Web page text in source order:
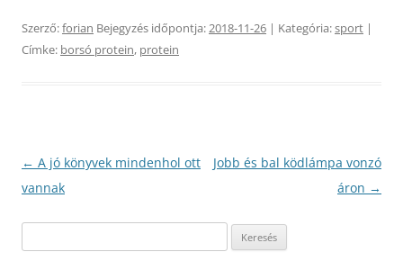
Szerző:forian Bejegyzés időpontja:2018-11-26 | Kategória:sport |
Címke: borsó protein, protein
Bejegyzés
navigáció
← A jó könyvek mindenhol ott
vannak
Jobb és bal ködlámpa vonzó
áron →